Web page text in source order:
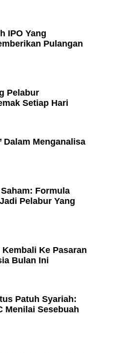
IPO Yang
Pulangan
Pelabur
Setiap Hari
Dalam Menganalisa
Formula
Pelabur Yang
Ke Pasaran
Bulan Ini
Patuh Syariah:
Menilai Sesebuah